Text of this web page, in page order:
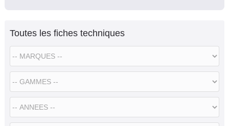
Toutes les fiches techniques